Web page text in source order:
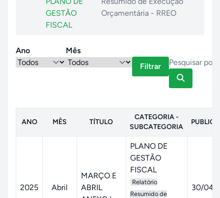
GESTÃO
FISCAL
Orçamentária - RREO
Ano
Mês
Filtrar
ANO MÊS TÍTULO
CATEGORIA -
SUBCATEGORIA
2025 Abril
MARÇO E
ABRIL
PLANO DE
GESTÃO
FISCAL
Relatório
Resumido de
30/04/